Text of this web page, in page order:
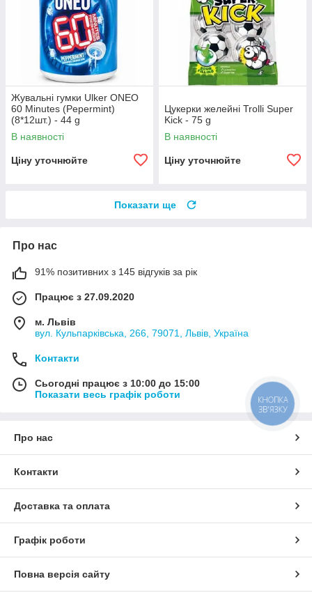
Жувальні гумки Ulker ONEO
60 Minutes (Pepermint)
(8*12шт.) - 44 g
В наявності
Ціну уточнюйте
Цукерки желейні Trolli Super
Kick - 75 g
В наявності
Ціну уточнюйте
Показати ще
Про нас
91% позитивних з 145 відгуків за рік
Працює з 27.09.2020
м. Львів
вул. Кульпарківська, 266, 79071, Львів, Україна
Контакти
Сьогодні працює з 10:00 до 15:00
Показати весь графік роботи
Про нас
Контакти
Доставка та оплата
Графік роботи
Повна версія сайту
КНОПКА
ЗВ'ЯЗКУ